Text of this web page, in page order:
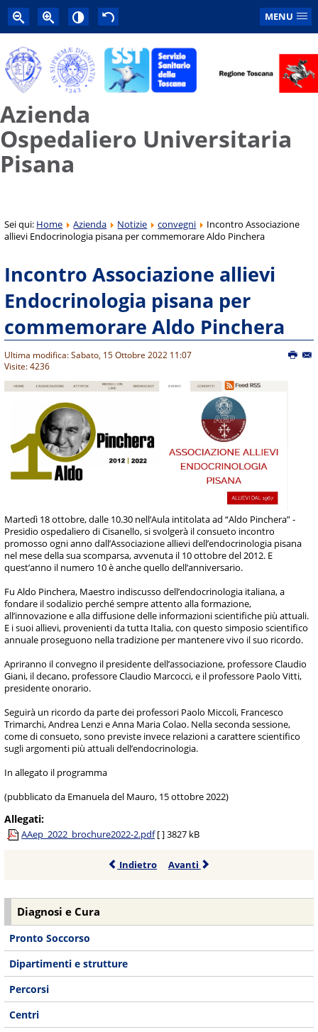
MENU
Azienda
Ospedaliero Universitaria
Pisana
Sei qui: Home Azienda Notizie convegni
Incontro Associazione
allievi Endocrinologia pisana per commemorare Aldo Pinchera
Incontro Associazione allievi
Endocrinologia pisana per
commemorare Aldo Pinchera
Ultima modifica: Sabato, 15 Ottobre 2022 11:07
Visite: 4236
Martedì 18 ottobre, dalle 10.30 nell’Aula intitolata ad “Aldo Pinchera” -
Presidio ospedaliero di Cisanello, si svolgerà il consueto incontro
promosso ogni anno dall’Associazione allievi dell’endocrinologia pisana
nel mese della sua scomparsa, avvenuta il 10 ottobre del 2012. E
quest’anno il numero 10 è anche quello dell’anniversario.
Fu Aldo Pinchera, Maestro indiscusso dell’endocrinologia italiana, a
fondare il sodalizio perché sempre attento alla formazione,
all’innovazione e alla diffusione delle informazioni scientifiche più attuali.
E i suoi allievi, provenienti da tutta Italia, con questo simposio scientifico
annuale proseguono nella tradizione per mantenere vivo il suo ricordo.
Apriranno il convegno il presidente dell’associazione, professore Claudio
Giani, il decano, professore Claudio Marcocci, e il professore Paolo Vitti,
presidente onorario.
Seguirà un ricordo da parte dei professori Paolo Miccoli, Francesco
Trimarchi, Andrea Lenzi e Anna Maria Colao. Nella seconda sessione,
come di consueto, sono previste invece relazioni a carattere scientifico
sugli argomenti più attuali dell’endocrinologia.
In allegato il programma
(pubblicato da Emanuela del Mauro, 15 ottobre 2022)
Allegati:
AAep_2022_brochure2022-2.pdf [ ]3827 kB
Indietro Avanti
Diagnosi e Cura
Pronto Soccorso
Dipartimenti e strutture
Percorsi
Centri